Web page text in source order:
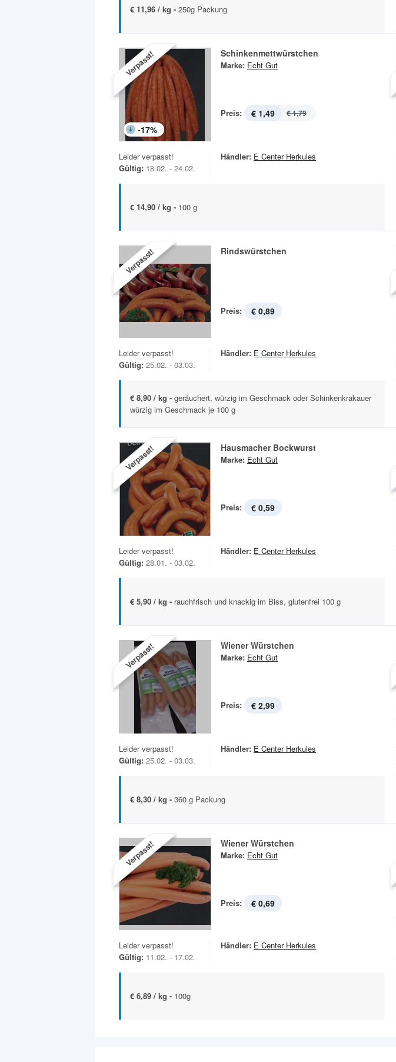
€ 11,96 / kg - 250g Packung
Verpasst!
-17%
Schinkenmettwürstchen
Marke: Echt Gut
Preis: € 1,49 € 1,79
Leider verpasst!
Gültig: 18.02. - 24.02.
Händler: E Center Herkules
€ 14,90 / kg - 100 g
Verpasst! Rindswürstchen
Preis: € 0,89
Leider verpasst!
Gültig: 25.02. - 03.03.
Händler: E Center Herkules
€ 8,90 / kg - geräuchert, würzig im Geschmack oder Schinkenkrakauer
würzig im Geschmack je 100 g
Verpasst! Hausmacher Bockwurst
Marke: Echt Gut
Preis: € 0,59
Leider verpasst!
Gültig: 28.01. - 03.02.
Händler: E Center Herkules
€ 5,90 / kg - rauchfrisch und knackig im Biss, glutenfrei 100 g
Verpasst! Wiener Würstchen
Marke: Echt Gut
Preis: € 2,99
Leider verpasst!
Gültig: 25.02. - 03.03.
Händler: E Center Herkules
€ 8,30 / kg - 360 g Packung
Verpasst! Wiener Würstchen
Marke: Echt Gut
Preis: € 0,69
Leider verpasst!
Gültig: 11.02. - 17.02.
Händler: E Center Herkules
€ 6,89 / kg - 100g